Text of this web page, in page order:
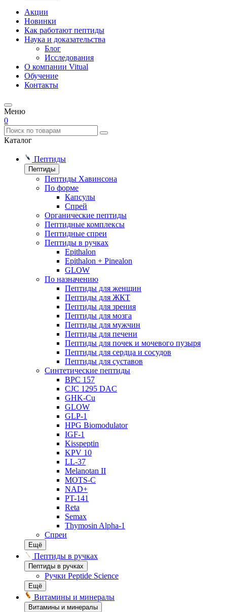
Акции
Новинки
Как работают пептиды
Наука и доказательства
Блог
Исследования
О компании Vitual
Обучение
Контакты
Меню
0
Каталог
Пептиды
Пептиды
Пептиды Хавинсона
По форме
Капсулы
Спрей
Органические пептиды
Пептидные комплексы
Пептидные спреи
Пептиды в ручках
Epithalon
Epithalon + Pinealon
GLOW
По назначению
Пептиды для женщин
Пептиды для ЖКТ
Пептиды для зрения
Пептиды для мозга
Пептиды для мужчин
Пептиды для печени
Пептиды для почек и мочевого пузыря
Пептиды для сердца и сосудов
Пептиды для суставов
Синтетические пептиды
BPC 157
CJC 1295 DAC
GHK-Cu
GLOW
GLP-1
HPG Biomodulator
IGF-1
Kisspeptin
KPV 10
LL-37
Melanotan II
MOTS-C
NAD+
PT-141
Reta
Semax
Thymosin Alpha-1
Спреи
Ещё
Пептиды в ручках
Пептиды в ручках
Ручки Peptide Science
Ещё
Витамины и минералы
Витамины и минералы